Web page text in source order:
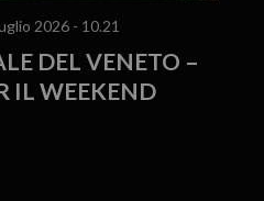
2026 - 10.21
DEL VENETO –
IL WEEKEND